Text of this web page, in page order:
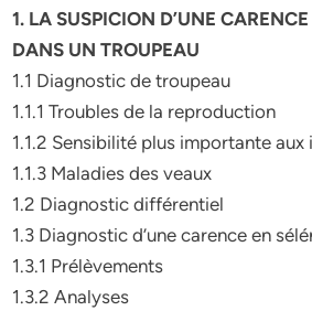
1. LA SUSPICION D’UNE
DANS UN TROUPEAU
1.1 Diagnostic de troupeau
1.1.1 Troubles de la reproduction
1.1.2 Sensibilité plus importante
1.1.3 Maladies des veaux
1.2 Diagnostic différentiel
1.3 Diagnostic d’une carence en
1.3.1 Prélèvements
1.3.2 Analyses